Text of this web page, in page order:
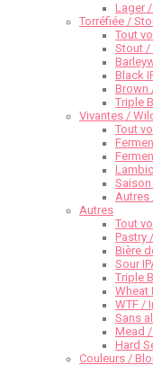
Lager
Torréfiée /
Tout
Stout /
Black
Brown
Triple
Vivantes /
Tout
Autres
Autres
Tout
Pastry
Bière
Sour
Triple
Wheat
WTF /
Sans
Mead /
Hard
Couleurs /